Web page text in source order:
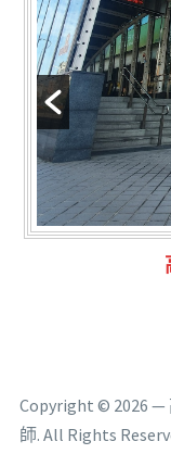
Copyright © 2026
師. All Rights